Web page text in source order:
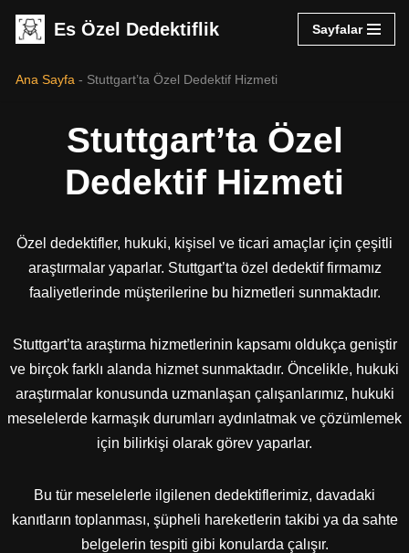
geç
Es Özel Dedektiflik Sayfalar
Ana Sayfa - Stuttgart’ta Özel Dedektif Hizmeti
Stuttgart’ta Özel
Dedektif Hizmeti
Özel dedektifler, hukuki, kişisel ve ticari amaçlar için çeşitli
araştırmalar yaparlar. Stuttgart’ta özel dedektif firmamız
faaliyetlerinde müşterilerine bu hizmetleri sunmaktadır.
Stuttgart’ta araştırma hizmetlerinin kapsamı oldukça geniştir
ve birçok farklı alanda hizmet sunmaktadır. Öncelikle, hukuki
araştırmalar konusunda uzmanlaşan çalışanlarımız, hukuki
meselelerde karmaşık durumları aydınlatmak ve çözümlemek
için bilirkişi olarak görev yaparlar.
Bu tür meselelerle ilgilenen dedektiflerimiz, davadaki
kanıtların toplanması, şüpheli hareketlerin takibi ya da sahte
belgelerin tespiti gibi konularda çalışır.